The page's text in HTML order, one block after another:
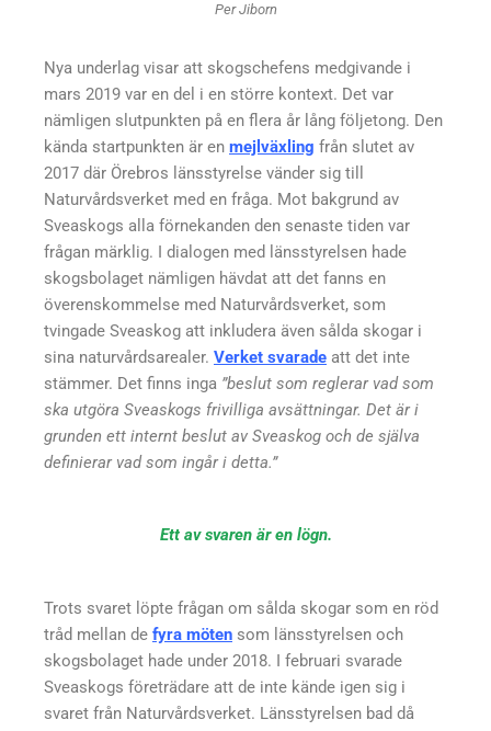
Per Jiborn
Nya underlag visar att skogschefens medgivande i
mars 2019 var en del i en större kontext. Det var
nämligen slutpunkten på en flera år lång följetong. Den
kända startpunkten är en mejlväxling från slutet av
2017 där Örebros länsstyrelse vänder sig till
Naturvårdsverket med en fråga. Mot bakgrund av
Sveaskogs alla förnekanden den senaste tiden var
frågan märklig. I dialogen med länsstyrelsen hade
skogsbolaget nämligen hävdat att det fanns en
överenskommelse med Naturvårdsverket, som
tvingade Sveaskog att inkludera även sålda skogar i
sina naturvårdsarealer. Verket svarade att det inte
stämmer. Det finns inga ”beslut som reglerar vad som
ska utgöra Sveaskogs frivilliga avsättningar. Det är i
grunden ett internt beslut av Sveaskog och de själva
definierar vad som ingår i detta.”
Ett av svaren är en lögn.
Trots svaret löpte frågan om sålda skogar som en röd
tråd mellan de fyra möten som länsstyrelsen och
skogsbolaget hade under 2018. I februari svarade
Sveaskogs företrädare att de inte kände igen sig i
svaret från Naturvårdsverket. Länsstyrelsen bad då